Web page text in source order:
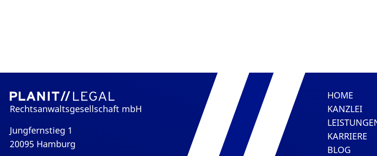
Rechtsanwaltsgesellschaft mbH
Jungfernstieg 1
20095 Hamburg
HOME
KANZLEI
KARRIERE
BLOG